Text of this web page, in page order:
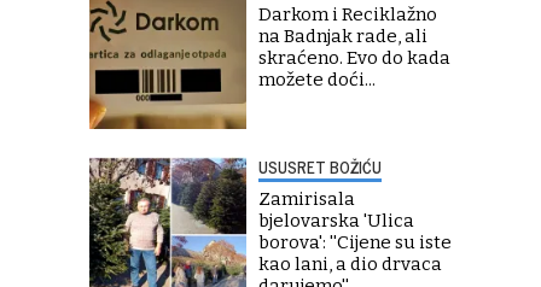
Darkom i Reciklažno
na Badnjak rade, ali
skraćeno. Evo do kada
možete doći...
USUSRET BOŽIĆU
Zamirisala
bjelovarska 'Ulica
borova': ''Cijene su iste
kao lani, a dio drvaca